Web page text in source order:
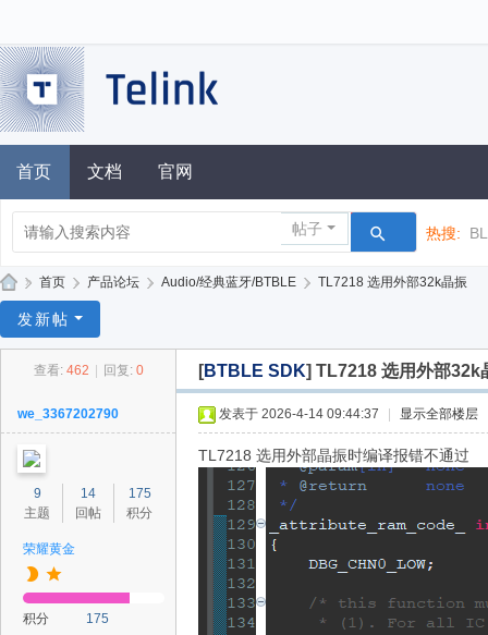
首页 文档 官网
帖子 热搜:
凌
» 首页 › 产品论坛 › Audio/经典蓝牙/BTBLE › TL7218 选用外部32k晶振
发新帖
查看: 462 回复: 0 [BTBLE SDK] TL7218 选用外部32k
we_3367202790
9
主题
14
回帖
175
积分
荣耀黄金
积分
175
发表于 2026-4-14 09:44:37 显示全部楼层
TL7218 选用外部晶振时编译报错不通过